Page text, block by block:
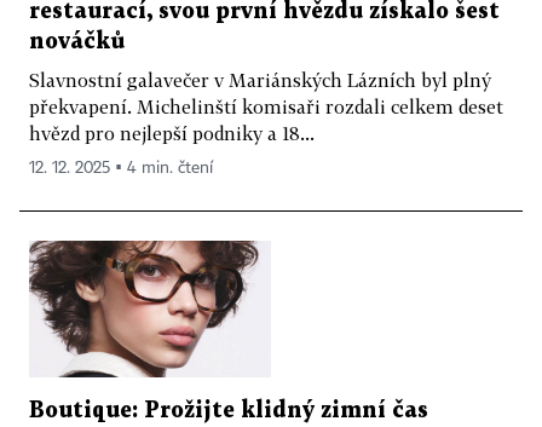
restaurací, svou první hvězdu získalo šest
nováčků
Slavnostní galavečer v Mariánských Lázních byl plný
překvapení. Michelinští komisaři rozdali celkem deset
hvězd pro nejlepší podniky a 18...
12. 12. 2025 ▪ 4 min. čtení
Boutique: Prožijte klidný zimní čas